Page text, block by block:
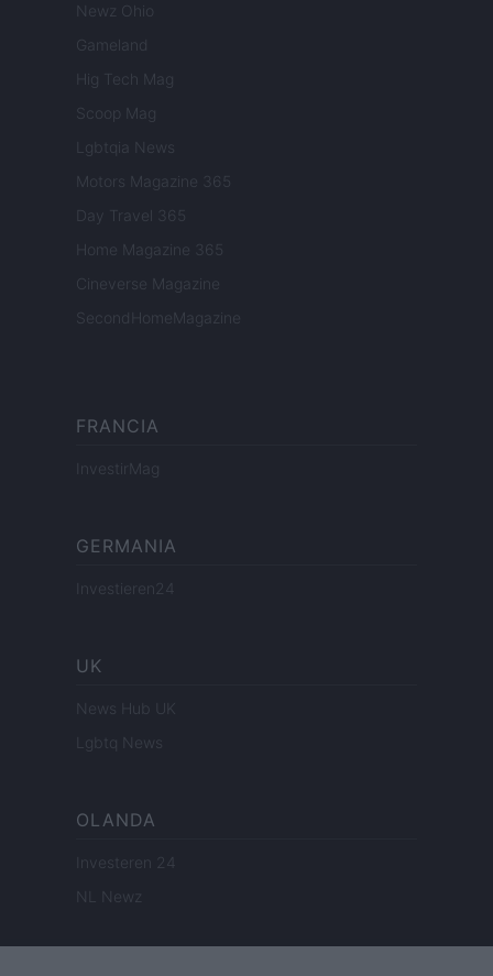
Newz Ohio
Gameland
Hig Tech Mag
Scoop Mag
Lgbtqia News
Motors Magazine 365
Day Travel 365
Home Magazine 365
Cineverse Magazine
SecondHomeMagazine
FRANCIA
InvestirMag
GERMANIA
Investieren24
UK
News Hub UK
Lgbtq News
OLANDA
Investeren 24
NL Newz